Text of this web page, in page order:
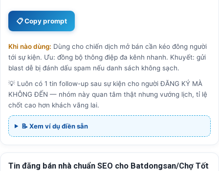
📋 Copy prompt
Khi nào dùng: Dùng cho chiến dịch mở bán cần kéo đông người
tới sự kiện. Ưu: đồng bộ thông điệp đa kênh nhanh. Khuyết: gửi
blast dễ bị đánh dấu spam nếu danh sách không sạch.
💡 Luôn có 1 tin follow-up sau sự kiện cho người ĐĂNG KÝ MÀ
KHÔNG ĐẾN — nhóm này quan tâm thật nhưng vướng lịch, tỉ lệ
chốt cao hơn khách vãng lai.
📝 Xem ví dụ điền sẵn
Tin đăng bán nhà chuẩn SEO cho Batdongsan/Chợ Tốt